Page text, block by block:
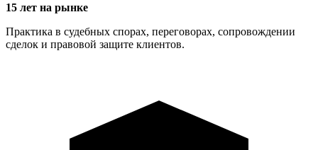
15 лет на рынке
Практика в судебных спорах, переговорах, сопровождении
сделок и правовой защите клиентов.